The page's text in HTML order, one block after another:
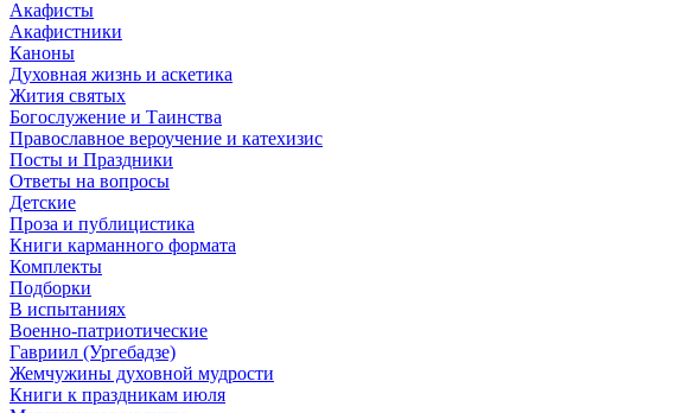
Акафисты
Акафистники
Каноны
Духовная жизнь и аскетика
Жития святых
Богослужение и Таинства
Православное вероучение и катехизис
Посты и Праздники
Ответы на вопросы
Детские
Проза и публицистика
Книги карманного формата
Комплекты
Подборки
В испытаниях
Военно-патриотические
Гавриил (Ургебадзе)
Жемчужины духовной мудрости
Книги к праздникам июля